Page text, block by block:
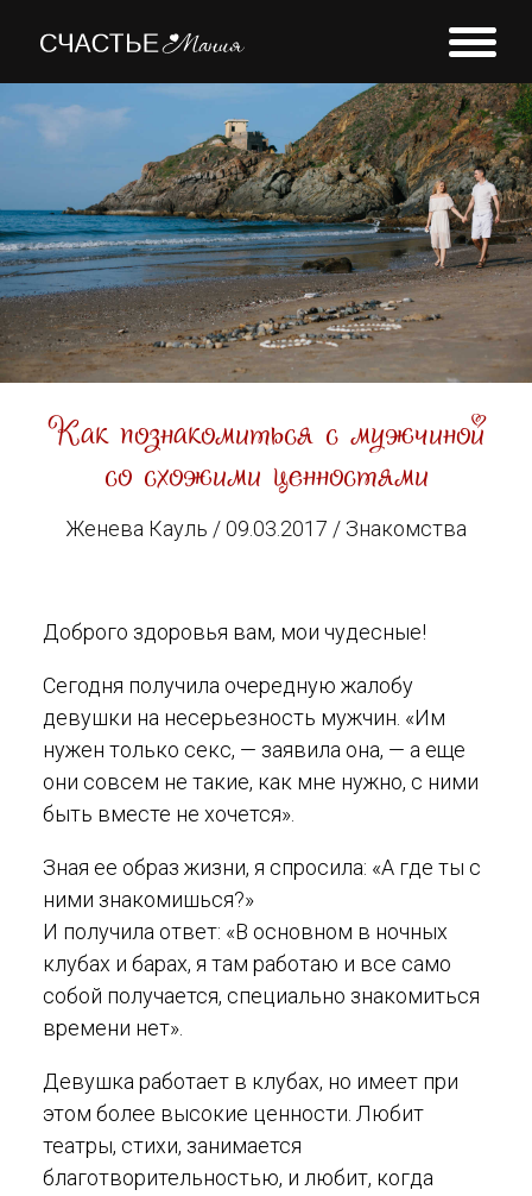
УСЛУГИ
О БЛОГЕ
КОНТАКТЫ
Как познакомиться с мужчиной
со схожими ценностями
Женева Кауль / 09.03.2017 / Знакомства
Доброго здоровья вам, мои чудесные!
Сегодня получила очередную жалобу
девушки на несерьезность мужчин. «Им
нужен только секс, — заявила она, — а еще
они совсем не такие, как мне нужно, с ними
быть вместе не хочется».
Зная ее образ жизни, я спросила: «А где ты с
ними знакомишься?»
И получила ответ: «В основном в ночных
клубах и барах, я там работаю и все само
собой получается, специально знакомиться
времени нет».
Девушка работает в клубах, но имеет при
этом более высокие ценности. Любит
театры, стихи, занимается
благотворительностью, и любит, когда